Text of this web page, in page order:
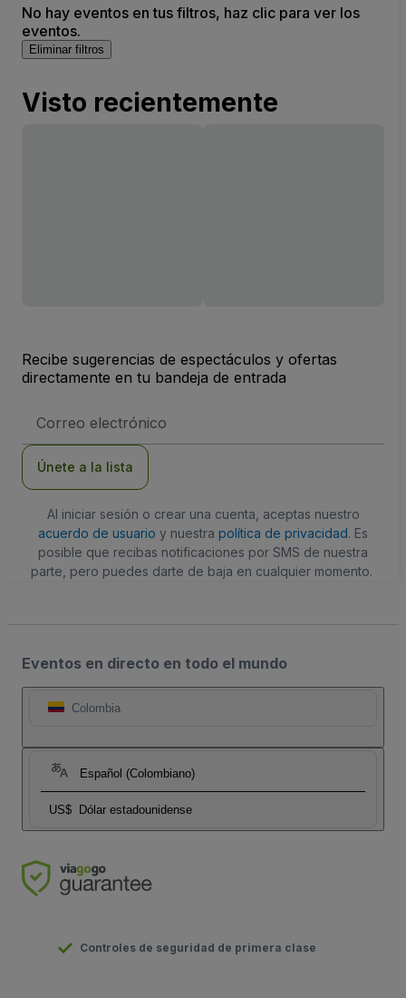
No hay eventos en tus filtros, haz clic para ver los
eventos.
Eliminar filtros
Visto recientemente
Recibe sugerencias de espectáculos y ofertas
directamente en tu bandeja de entrada
de
Únete a la lista
Al iniciar sesión o crear una cuenta, aceptas nuestro
acuerdo de usuario y nuestra política de privacidad. Es
posible que recibas notificaciones por SMS de nuestra
parte, pero puedes darte de baja en cualquier momento.
Eventos en directo en todo el mundo
Colombia
Español (Colombiano)
US$ Dólar estadounidense
Controles de seguridad de primera clase